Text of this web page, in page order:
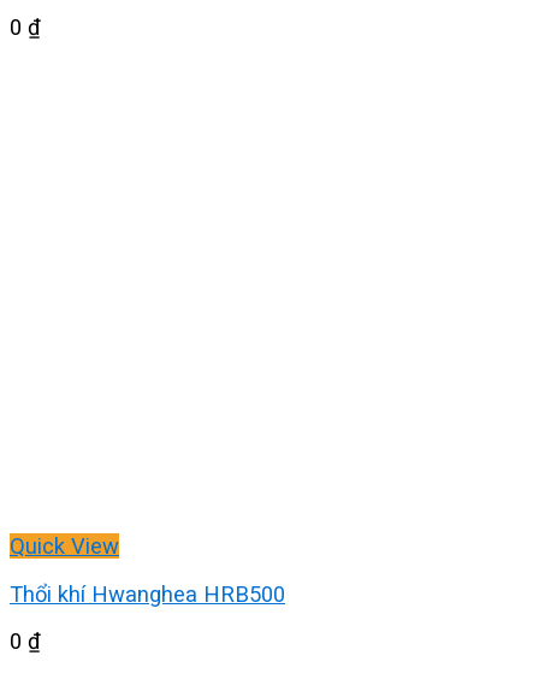
0 ₫
Quick View
Thổi khí Hwanghea HRB500
0 ₫